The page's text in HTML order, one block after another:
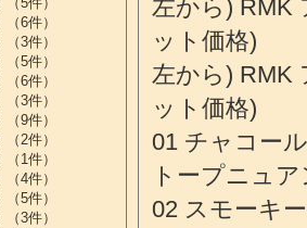
左から) RMK
ット価格)
左から) RMK
ット価格)
01 チャコー
トープニュ
02 スモーキ
（6件）
（3件）
（5件）
（6件）
（3件）
（9件）
（2件）
（1件）
（4件）
（5件）
（3件）